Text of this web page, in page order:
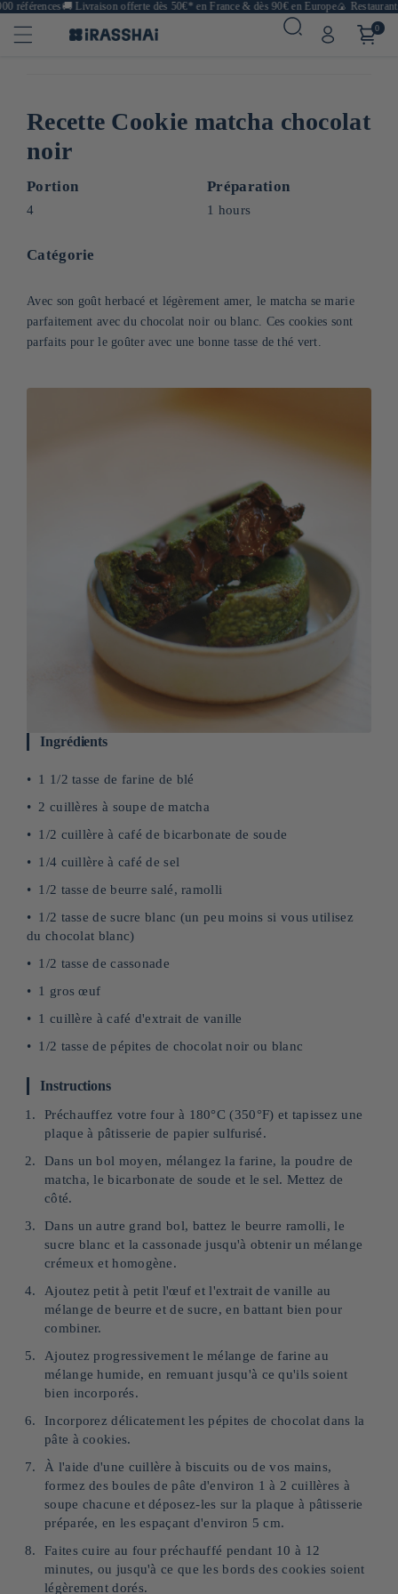
références🚚Livraison offerte dès 50€* en France & dès 90€ en Europe🍙
0
Recette Cookie matcha chocolat
noir
Portion
4
Préparation
1 hours
Catégorie
Avec son goût herbacé et légèrement amer, le matcha se marie
parfaitement avec du chocolat noir ou blanc. Ces cookies sont
parfaits pour le goûter avec une bonne tasse de thé vert.
Ingrédients
1 1/2 tasse de farine de blé
2 cuillères à soupe de matcha
1/2 cuillère à café de bicarbonate de soude
1/4 cuillère à café de sel
1/2 tasse de beurre salé, ramolli
1/2 tasse de sucre blanc (un peu moins si vous utilisez
du chocolat blanc)
1/2 tasse de cassonade
1 gros œuf
1 cuillère à café d'extrait de vanille
1/2 tasse de pépites de chocolat noir ou blanc
Instructions
Préchauffez votre four à 180°C (350°F) et tapissez une
plaque à pâtisserie de papier sulfurisé.
Dans un bol moyen, mélangez la farine, la poudre de
matcha, le bicarbonate de soude et le sel. Mettez de
côté.
Dans un autre grand bol, battez le beurre ramolli, le
sucre blanc et la cassonade jusqu'à obtenir un mélange
crémeux et homogène.
Ajoutez petit à petit l'œuf et l'extrait de vanille au
mélange de beurre et de sucre, en battant bien pour
combiner.
Ajoutez progressivement le mélange de farine au
mélange humide, en remuant jusqu'à ce qu'ils soient
bien incorporés.
Incorporez délicatement les pépites de chocolat dans la
pâte à cookies.
À l'aide d'une cuillère à biscuits ou de vos mains,
formez des boules de pâte d'environ 1 à 2 cuillères à
soupe chacune et déposez-les sur la plaque à pâtisserie
préparée, en les espaçant d'environ 5 cm.
Faites cuire au four préchauffé pendant 10 à 12
minutes, ou jusqu'à ce que les bords des cookies soient
légèrement dorés.